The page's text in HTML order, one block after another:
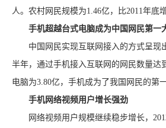
人。农村网民规模为1.46亿，比2011年底增
手机超越台式电脑成为中国网民第一
中国网民实现互联网接入的方式呈现
半年，通过手机接入互联网的网民数量达
电脑为3.80亿，手机成为了我国网民的第
手机网络视频用户增长强劲
网络视频用户规模继续稳步增长，